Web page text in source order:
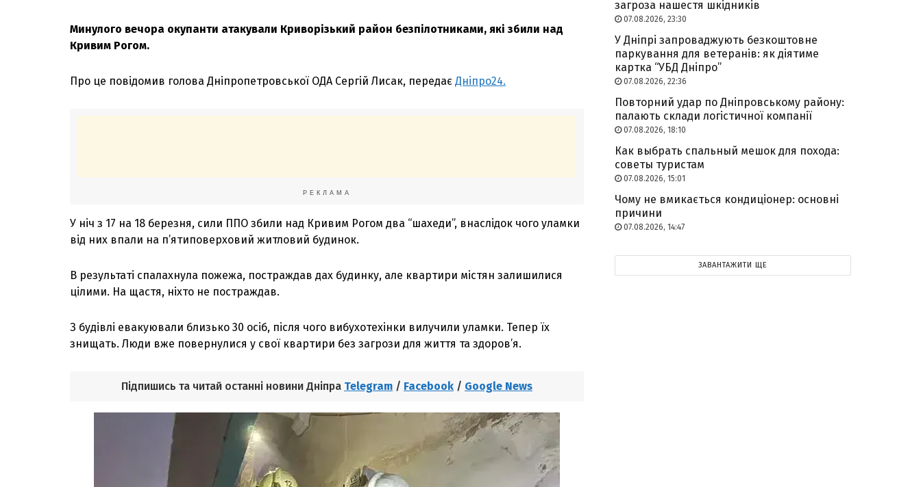
Минулого вечора окупанти атакували Криворізький район безпілотниками, які збили над
Кривим Рогом.
Про це повідомив голова Дніпропетровської ОДА Сергій Лисак, передає Дніпро24.
РЕКЛАМА
У ніч з 17 на 18 березня, сили ППО збили над Кривим Рогом два “шахеди”, внаслідок чого уламки
від них впали на п’ятиповерховий житловий будинок.
В результаті спалахнула пожежа, постраждав дах будинку, але квартири містян залишилися
цілими. На щастя, ніхто не постраждав.
З будівлі евакуювали близько 30 осіб, після чого вибухотехінки вилучили уламки. Тепер їх
знищать. Люди вже повернулися у свої квартири без загрози для життя та здоров’я.
Підпишись та читай останні новини Дніпра Telegram / Facebook / Google News
загроза нашестя шкідників
07.08.2026, 23:30
У Дніпрі запроваджують безкоштовне
паркування для ветеранів: як діятиме
картка “УБД Дніпро”
07.08.2026, 22:36
Повторний удар по Дніпровському району:
палають склади логістичної компанії
07.08.2026, 18:10
Как выбрать спальный мешок для похода:
советы туристам
07.08.2026, 15:01
Чому не вмикається кондиціонер: основні
причини
07.08.2026, 14:47
ЗАВАНТАЖИТИ ЩЕ